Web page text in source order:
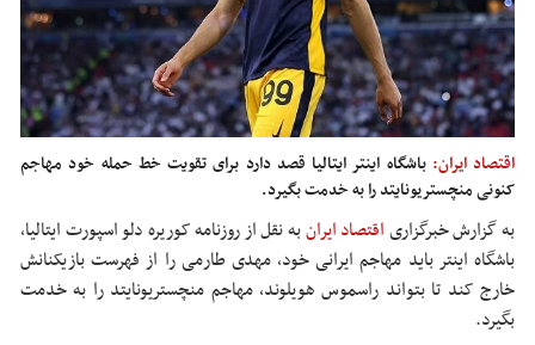
اقتصاد ایران: باشگاه اینتر ایتالیا قصد دارد برای تقویت خط حمله خود مهاجم
کنونی منچستریونایتد را به خدمت بگیرد.
به گزارش خبرگزاریاقتصاد ایرانبه نقل از روزنامه کوریره دلو اسپورت ایتالیا،
باشگاه اینتر باید مهاجم ایرانی خود، مهدی طارمی را از فهرست بازیکنانش
خارج کند تا بتواند راسموس هویلوند، مهاجم منچستریونایتد را به خدمت
بگیرد.